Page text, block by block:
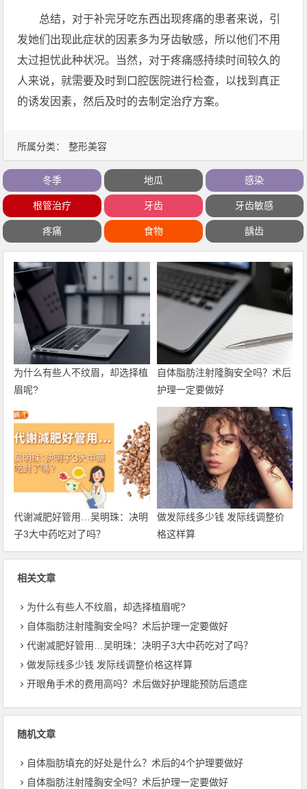
所属分类： 整形美容
总结，对于补完牙吃东西出现疼痛的患者来说，引
发她们出现此症状的因素多为牙齿敏感，所以他们不用
太过担忧此种状况。当然，对于疼痛感持续时间较久的
人来说，就需要及时到口腔医院进行检查，以找到真正
的诱发因素，然后及时的去制定治疗方案。
冬季 地瓜 感染
根管治疗 牙齿 牙齿敏感
疼痛 食物 龋齿
为什么有些人不纹眉，却选择植
眉呢?
自体脂肪注射隆胸安全吗？术后
护理一定要做好
代谢减肥好管用…吴明珠：决明
子3大中药吃对了吗？
做发际线多少钱 发际线调整价
格这样算
相关文章
为什么有些人不纹眉，却选择植眉呢?
自体脂肪注射隆胸安全吗？术后护理一定要做好
代谢减肥好管用…吴明珠：决明子3大中药吃对了吗？
做发际线多少钱 发际线调整价格这样算
开眼角手术的费用高吗？术后做好护理能预防后遗症
随机文章
自体脂肪填充的好处是什么？术后的4个护理要做好
自体脂肪注射隆胸安全吗？术后护理一定要做好